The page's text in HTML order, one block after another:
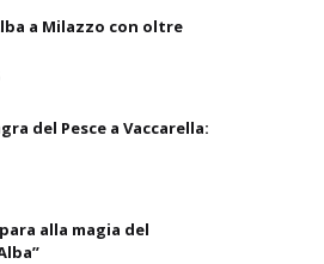
a Milazzo con oltre
del Pesce a Vaccarella:
alla magia del